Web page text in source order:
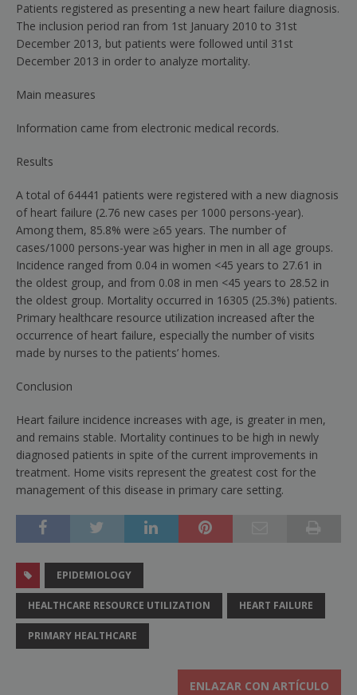
Patients registered as presenting a new heart failure diagnosis.
The inclusion period ran from 1st January 2010 to 31st
December 2013, but patients were followed until 31st
December 2013 in order to analyze mortality.
Main measures
Information came from electronic medical records.
Results
A total of 64441 patients were registered with a new diagnosis
of heart failure (2.76 new cases per 1000 persons-year).
Among them, 85.8% were ≥65 years. The number of
cases/1000 persons-year was higher in men in all age groups.
Incidence ranged from 0.04 in women <45 years to 27.61 in
the oldest group, and from 0.08 in men <45 years to 28.52 in
the oldest group. Mortality occurred in 16305 (25.3%) patients.
Primary healthcare resource utilization increased after the
occurrence of heart failure, especially the number of visits
made by nurses to the patients’ homes.
Conclusion
Heart failure incidence increases with age, is greater in men,
and remains stable. Mortality continues to be high in newly
diagnosed patients in spite of the current improvements in
treatment. Home visits represent the greatest cost for the
management of this disease in primary care setting.
EPIDEMIOLOGY
HEALTHCARE RESOURCE UTILIZATION HEART FAILURE
PRIMARY HEALTHCARE
ENLAZAR CON ARTÍCULO